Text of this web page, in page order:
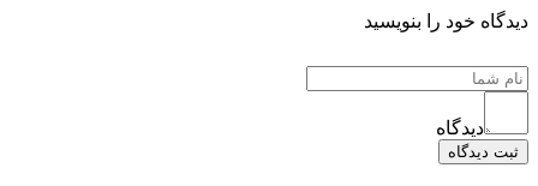
خود را بنویسید
دیدگاه